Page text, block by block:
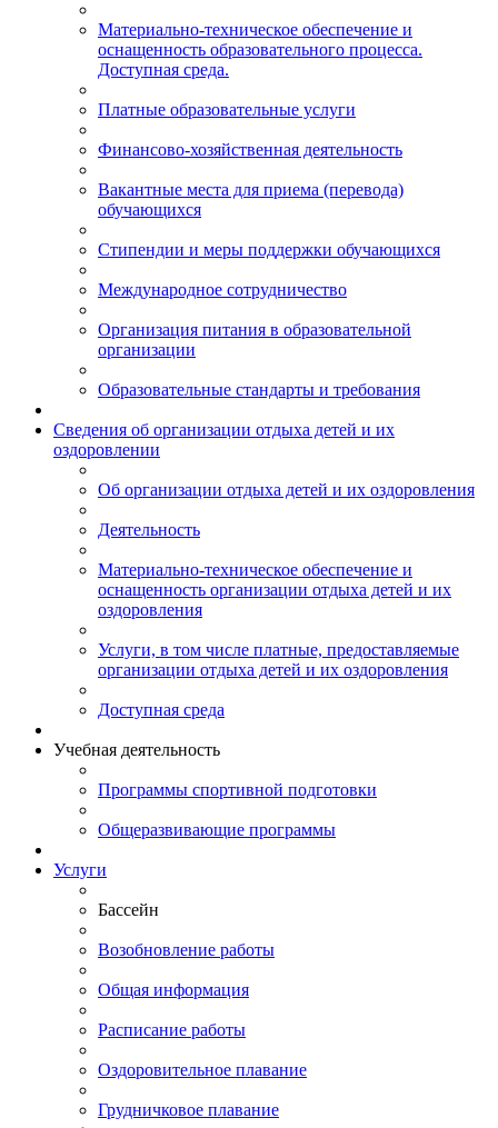
Материально-техническое обеспечение и
оснащенность образовательного процесса.
Доступная среда.
Платные образовательные услуги
Финансово-хозяйственная деятельность
Вакантные места для приема (перевода)
обучающихся
Стипендии и меры поддержки обучающихся
Международное сотрудничество
Организация питания в образовательной
организации
Образовательные стандарты и требования
Сведения об организации отдыха детей и их
оздоровлении
Об организации отдыха детей и их оздоровления
Деятельность
Материально-техническое обеспечение и
оснащенность организации отдыха детей и их
оздоровления
Услуги, в том числе платные, предоставляемые
организации отдыха детей и их оздоровления
Доступная среда
Учебная деятельность
Программы спортивной подготовки
Общеразвивающие программы
Услуги
Бассейн
Возобновление работы
Общая информация
Расписание работы
Оздоровительное плавание
Грудничковое плавание